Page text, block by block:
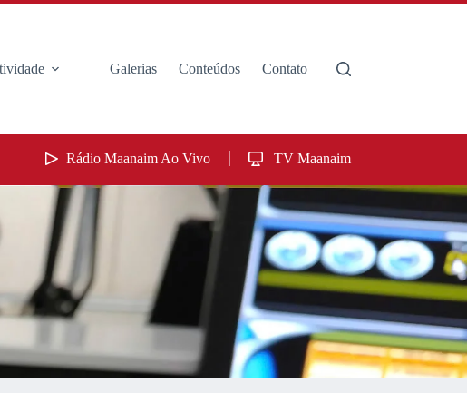
Galerias Conteúdos Contato
Rádio Maanaim Ao Vivo TV Maanaim